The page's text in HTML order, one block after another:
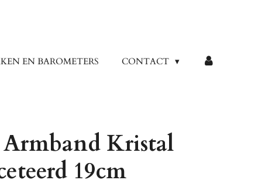
EN BAROMETERS CONTACT
Kristal
19cm